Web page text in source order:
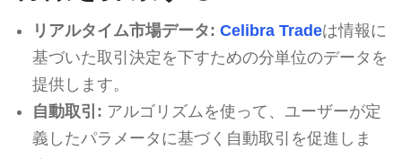
リアルタイム市場データ: Celibra Tradeは情報に
基づいた取引決定を下すための分単位のデータを
提供します。
自動取引: アルゴリズムを使って、ユーザーが定
義したパラメータに基づく自動取引を促進しま